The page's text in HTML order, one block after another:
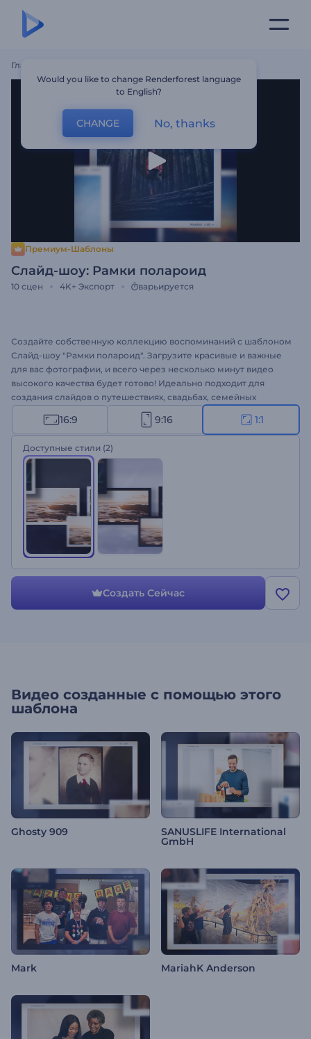
Главная
Премиум-Шаблоны
Слайд-шоу: Рамки полароид
10 сцен 4K+ Экспорт варьируется
Создайте собственную коллекцию воспоминаний с шаблоном
Слайд-шоу "Рамки полароид". Загрузите красивые и важные
для вас фотографии, и всего через несколько минут видео
высокого качества будет готово! Идеально подходит для
создания слайдов о путешествиях, свадьбах, семейных
мероприятиях, поздравлений с Днем рождения и многого
другого. Попробуйте создать слайд-шоу и сохранить свои
воспоминания!
16:9 9:16 1:1
Доступные стили (2)
Создать Сейчас
Видео созданные с помощью этого
шаблона
Ghosty 909 SANUSLIFE International
GmbH
Mark MariahK Anderson
Would you like to change Renderforest language
to English?
CHANGE No, thanks